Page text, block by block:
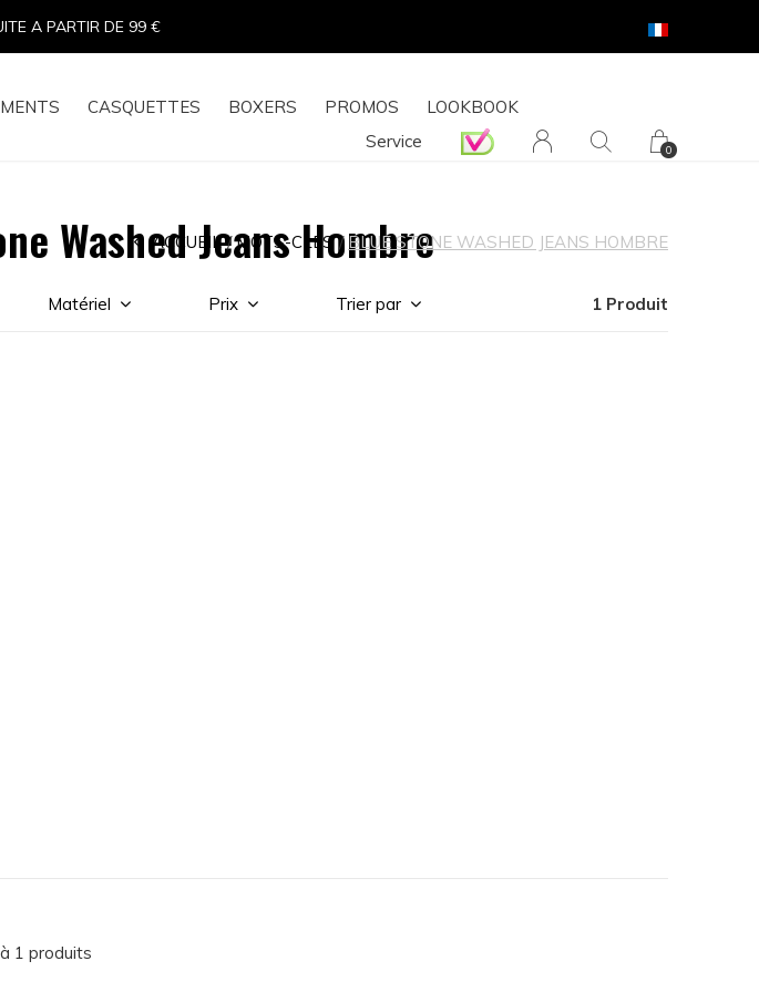
CASQUETTES BOXERS PROMOS
LOOKBOOK
Service
0
A PARTIR DE 99 €
Washed Jeans Hombre
ACCUEIL MOTS-CLÉS BLUE STONE WASHED JEANS HOMBRE
Matériel Prix Trier par 1 Produit
1 produits